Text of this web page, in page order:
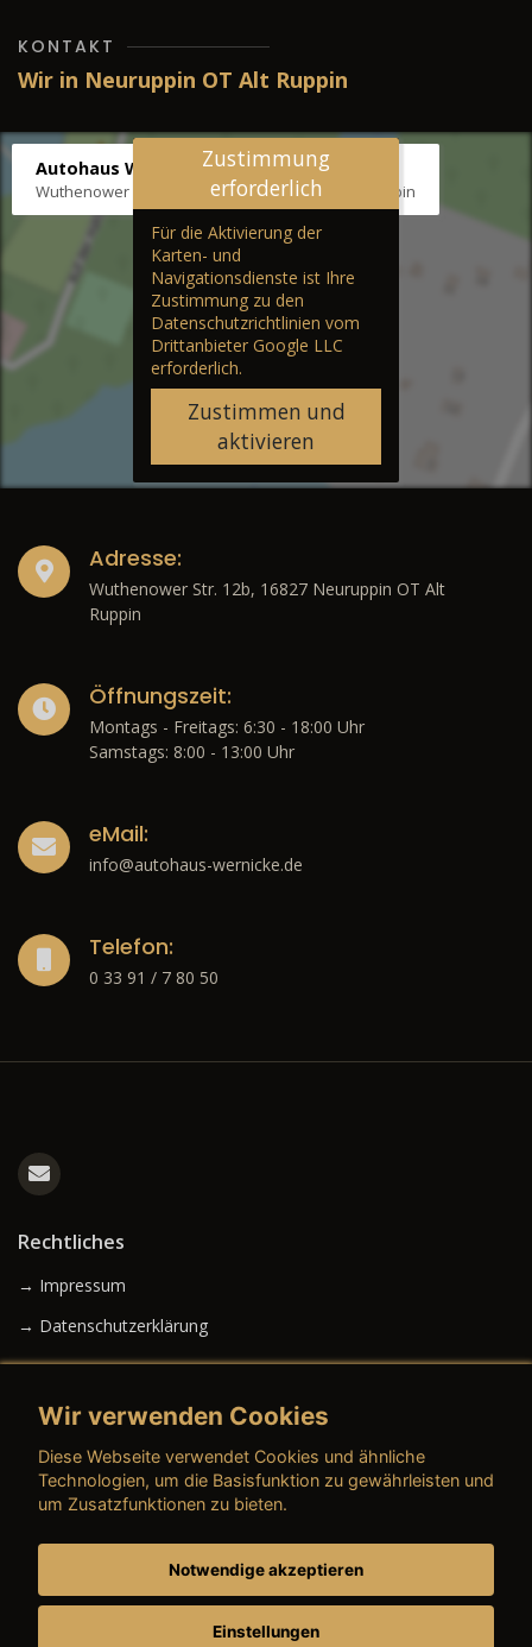
KONTAKT
Wir in Neuruppin OT Alt Ruppin
Autohaus Wernicke
Wuthenower Str. 12b, 16827 Neuruppin OT Alt Ruppin
Zustimmung
erforderlich
Für die Aktivierung der
Karten- und
Navigationsdienste ist Ihre
Zustimmung zu den
Datenschutzrichtlinien vom
Drittanbieter Google LLC
erforderlich.
Zustimmen und
aktivieren
Adresse:
Wuthenower Str. 12b, 16827 Neuruppin OT Alt
Ruppin
Öffnungszeit:
Montags - Freitags: 6:30 - 18:00 Uhr
Samstags: 8:00 - 13:00 Uhr
eMail:
info@autohaus-wernicke.de
Telefon:
0 33 91 / 7 80 50
Rechtliches
→ Impressum
→ Datenschutzerklärung
→ AGB (Gebrauchtwagen)
→ AGB (Teile & Zubehör)
→ AGB (Dienstleistungen)
Wir verwenden Cookies
Diese Webseite verwendet Cookies und ähnliche
Technologien, um die Basisfunktion zu gewährleisten und
um Zusatzfunktionen zu bieten.
Notwendige akzeptieren
Einstellungen